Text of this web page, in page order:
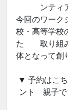
ンティ
今回のワーク
校・高等学校
た 取り組み
体となって創
▼ 予約はこ
ント 親子で